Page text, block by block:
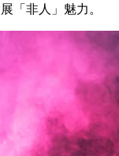
「非人」魅力。